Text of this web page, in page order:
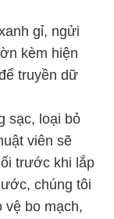
gỉ, ngửi
kèm hiện
truyền dữ
sạc, loại bỏ
viên sẽ
trước khi lắp
chúng tôi
vệ bo mạch,